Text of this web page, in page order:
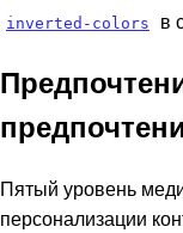
inverted-colors в
Пятый уровень
персонализации